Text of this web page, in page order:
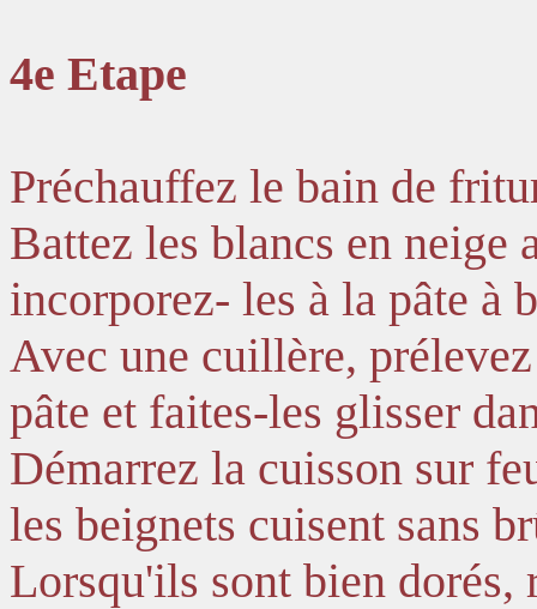
4e Etape
Préchauffez le bain de
Battez les blancs en neige
incorporez- les à la pâte à
Avec une cuillère,
pâte et faites-les glisser
Démarrez la cuisson sur
les beignets cuisent sans
Lorsqu'ils sont bien dorés,